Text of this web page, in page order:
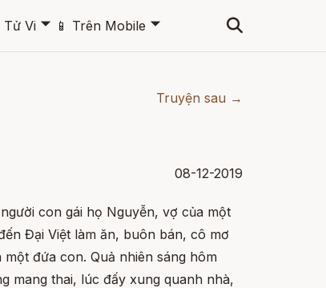
Tử Vi 🞃 📱 Trên Mobile 🞃
Truyện sau →
08-12-2019
con gái họ Nguyễn, vợ của một
Đại Việt làm ăn, buôn bán, cô mơ
đứa con. Quả nhiên sáng hôm
mang thai, lúc đấy xung quanh nhà,